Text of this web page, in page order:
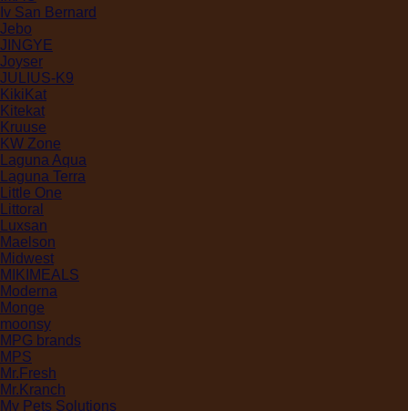
Iv San Bernard
Jebo
JINGYE
Joyser
JULIUS-K9
KikiKat
Kitekat
Kruuse
KW Zone
Laguna Aqua
Laguna Terra
Little One
Littoral
Luxsan
Maelson
Midwest
MIKIMEALS
Moderna
Monge
moonsy
MPG brands
MPS
Mr.Fresh
Mr.Kranch
My Pets Solutions